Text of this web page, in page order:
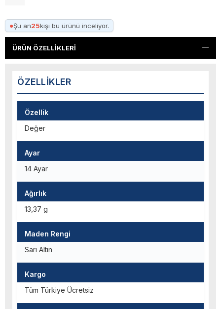
●Şu an25kişi bu ürünü inceliyor.
ÜRÜN ÖZELLIKLERI
ÖZELLIKLER
Özellik
Değer
Ayar
14 Ayar
Ağırlık
13,37 g
Maden Rengi
Sarı Altın
Kargo
Tüm Türkiye Ücretsiz